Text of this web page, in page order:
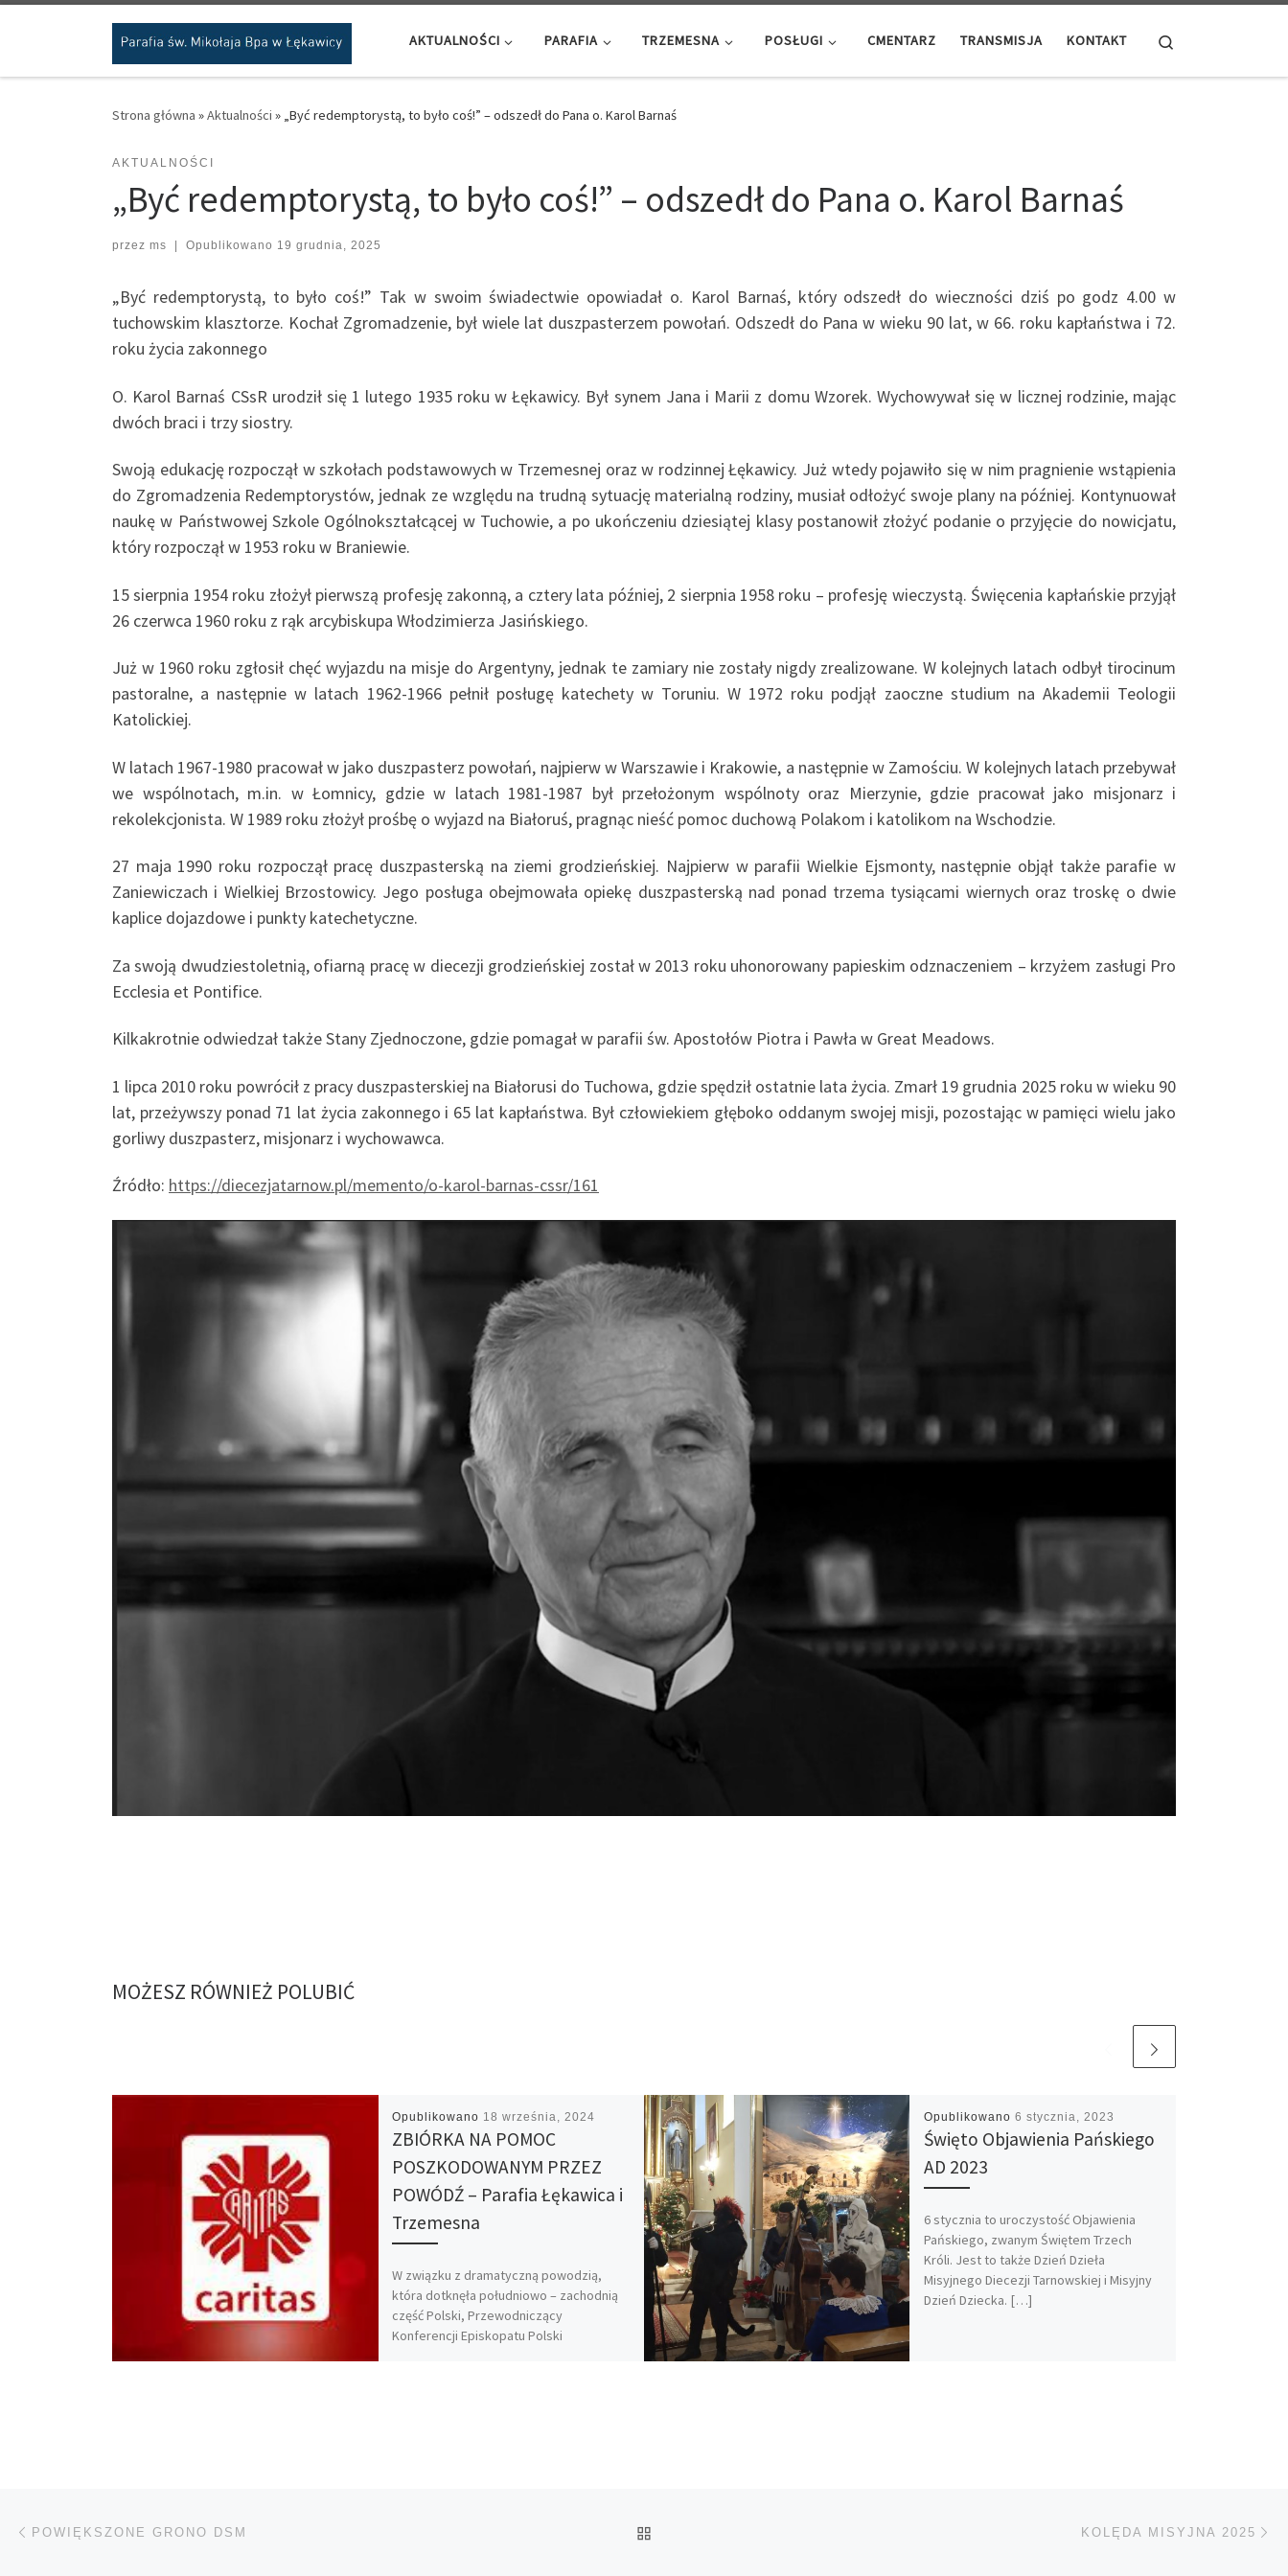
Przejdź do treści
AKTUALNOŚCI PARAFIA TRZEMESNA POSŁUGI CMENTARZ TRANSMISJA KONTAKT
Strona główna »Aktualności » „Być redemptorystą, to było coś!” – odszedł do Pana o. Karol Barnaś
AKTUALNOŚCI
„Być redemptorystą, to było coś!” – odszedł do Pana o. Karol Barnaś
przez ms Opublikowano 19 grudnia, 2025
„Być redemptorystą, to było coś!” Tak w swoim świadectwie opowiadał o. Karol Barnaś, który odszedł do wieczności dziś po godz 4.00 w
tuchowskim klasztorze. Kochał Zgromadzenie, był wiele lat duszpasterzem powołań. Odszedł do Pana w wieku 90 lat, w 66. roku kapłaństwa i 72.
roku życia zakonnego
O. Karol Barnaś CSsR urodził się 1 lutego 1935 roku w Łękawicy. Był synem Jana i Marii z domu Wzorek. Wychowywał się w licznej rodzinie, mając
dwóch braci i trzy siostry.
Swoją edukację rozpoczął w szkołach podstawowych w Trzemesnej oraz w rodzinnej Łękawicy. Już wtedy pojawiło się w nim pragnienie wstąpienia
do Zgromadzenia Redemptorystów, jednak ze względu na trudną sytuację materialną rodziny, musiał odłożyć swoje plany na później. Kontynuował
naukę w Państwowej Szkole Ogólnokształcącej w Tuchowie, a po ukończeniu dziesiątej klasy postanowił złożyć podanie o przyjęcie do nowicjatu,
który rozpoczął w 1953 roku w Braniewie.
15 sierpnia 1954 roku złożył pierwszą profesję zakonną, a cztery lata później, 2 sierpnia 1958 roku – profesję wieczystą. Święcenia kapłańskie przyjął
26 czerwca 1960 roku z rąk arcybiskupa Włodzimierza Jasińskiego.
Już w 1960 roku zgłosił chęć wyjazdu na misje do Argentyny, jednak te zamiary nie zostały nigdy zrealizowane. W kolejnych latach odbył tirocinum
pastoralne, a następnie w latach 1962-1966 pełnił posługę katechety w Toruniu. W 1972 roku podjął zaoczne studium na Akademii Teologii
Katolickiej.
W latach 1967-1980 pracował w jako duszpasterz powołań, najpierw w Warszawie i Krakowie, a następnie w Zamościu. W kolejnych latach przebywał
we wspólnotach, m.in. w Łomnicy, gdzie w latach 1981-1987 był przełożonym wspólnoty oraz Mierzynie, gdzie pracował jako misjonarz i
rekolekcjonista. W 1989 roku złożył prośbę o wyjazd na Białoruś, pragnąc nieść pomoc duchową Polakom i katolikom na Wschodzie.
27 maja 1990 roku rozpoczął pracę duszpasterską na ziemi grodzieńskiej. Najpierw w parafii Wielkie Ejsmonty, następnie objął także parafie w
Zaniewiczach i Wielkiej Brzostowicy. Jego posługa obejmowała opiekę duszpasterską nad ponad trzema tysiącami wiernych oraz troskę o dwie
kaplice dojazdowe i punkty katechetyczne.
Za swoją dwudziestoletnią, ofiarną pracę w diecezji grodzieńskiej został w 2013 roku uhonorowany papieskim odznaczeniem – krzyżem zasługi Pro
Ecclesia et Pontifice.
Kilkakrotnie odwiedzał także Stany Zjednoczone, gdzie pomagał w parafii św. Apostołów Piotra i Pawła w Great Meadows.
1 lipca 2010 roku powrócił z pracy duszpasterskiej na Białorusi do Tuchowa, gdzie spędził ostatnie lata życia. Zmarł 19 grudnia 2025 roku w wieku 90
lat, przeżywszy ponad 71 lat życia zakonnego i 65 lat kapłaństwa. Był człowiekiem głęboko oddanym swojej misji, pozostając w pamięci wielu jako
gorliwy duszpasterz, misjonarz i wychowawca.
Źródło: https://diecezjatarnow.pl/memento/o-karol-barnas-cssr/161
MOŻESZ RÓWNIEŻ POLUBIĆ
Opublikowano 18 września, 2024
ZBIÓRKA NA POMOC
POSZKODOWANYM PRZEZ
POWÓDŹ – Parafia Łękawica i
Trzemesna
W związku z dramatyczną powodzią,
która dotknęła południowo – zachodnią
część Polski, Przewodniczący
Konferencji Episkopatu Polski
Opublikowano 6 stycznia, 2023
Święto Objawienia Pańskiego
AD 2023
6 stycznia to uroczystość Objawienia
Pańskiego, zwanym Świętem Trzech
Króli. Jest to także Dzień Dzieła
Misyjnego Diecezji Tarnowskiej i Misyjny
Dzień Dziecka. […]
Nawigacja wpisu
POWIĘKSZONE GRONO DSM KOLĘDA MISYJNA 2025